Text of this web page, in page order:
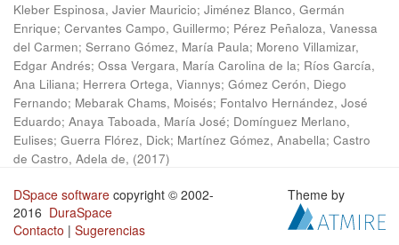
Kleber Espinosa, Javier Mauricio; Jiménez Blanco, Germán
Enrique; Cervantes Campo, Guillermo; Pérez Peñaloza, Vanessa
del Carmen; Serrano Gómez, María Paula; Moreno Villamizar,
Edgar Andrés; Ossa Vergara, María Carolina de la; Ríos García,
Ana Liliana; Herrera Ortega, Viannys; Gómez Cerón, Diego
Fernando; Mebarak Chams, Moisés; Fontalvo Hernández, José
Eduardo; Anaya Taboada, María José; Domínguez Merlano,
Eulises; Guerra Flórez, Dick; Martínez Gómez, Anabella; Castro
de Castro, Adela de, (2017)
DSpace software copyright © 2002-
2016 DuraSpace
Contacto | Sugerencias
Theme by